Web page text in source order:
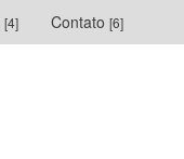
[4] Contato [6]